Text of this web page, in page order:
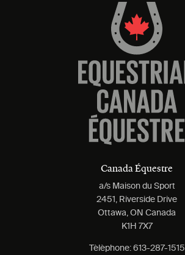
Canada Équestre
a/s Maison du Sport
2451, Riverside Drive
Ottawa, ON Canada
K1H 7X7
Tèlèphone: 613-287-1515